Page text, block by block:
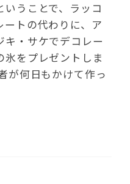
うことで、ラッコ
トの代わりに、ア
キ・サケでデコレー
氷をプレゼントしま
が何日もかけて作っ